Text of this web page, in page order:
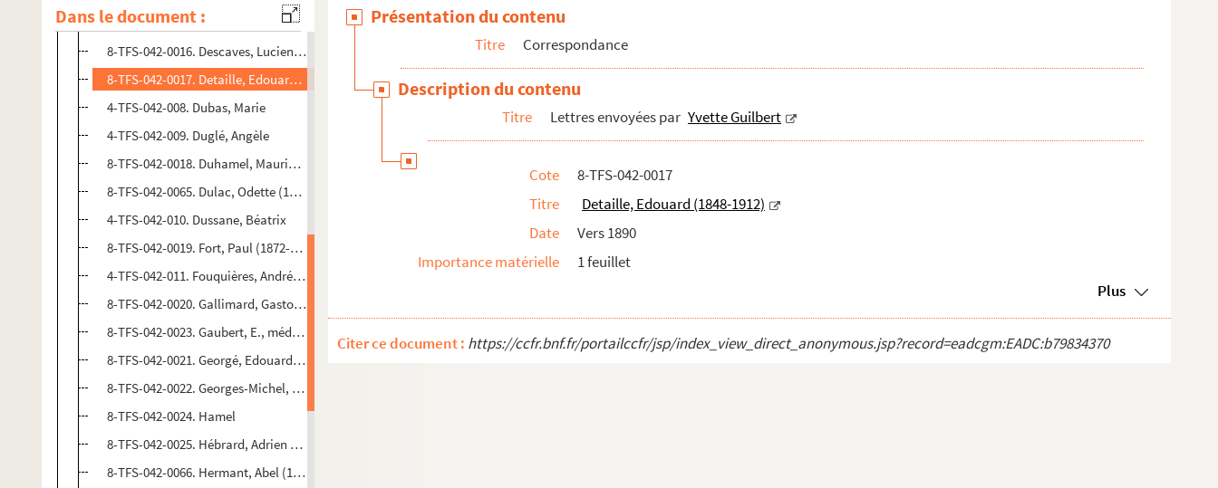
Dans le document :
8-TFS-042-0015. Delahalle, Romain (1892-....)
8-TFS-042-0016. Descaves, Lucien (1861-1949)
8-TFS-042-0017. Detaille, Edouard (1848-1912)
4-TFS-042-008. Dubas, Marie
4-TFS-042-009. Duglé, Angèle
8-TFS-042-0018. Duhamel, Maurice (1884-1940)
8-TFS-042-0065. Dulac, Odette (1865-1939)
4-TFS-042-010. Dussane, Béatrix
8-TFS-042-0019. Fort, Paul (1872-1960)
4-TFS-042-011. Fouquières, André de
8-TFS-042-0020. Gallimard, Gaston (1881-1975)
8-TFS-042-0023. Gaubert, E., médecin
8-TFS-042-0021. Georgé, Edouard (1856-1897)
8-TFS-042-0022. Georges-Michel, Michel (1883-1985)
8-TFS-042-0024. Hamel
8-TFS-042-0025. Hébrard, Adrien (1833-1914)
8-TFS-042-0066. Hermant, Abel (1862-1950)
Présentation du contenu
Titre Correspondance
Description du contenu
Titre Lettres envoyées par Yvette Guilbert
Cote
8-TFS-042-0017
Titre
Detaille, Edouard (1848-1912)
Date
Vers 1890
Importance matérielle
1 feuillet
Plus
Citer ce document : https://ccfr.bnf.fr/portailccfr/jsp/index_view_direct_anonymous.jsp?record=eadcgm:EADC:b79834370